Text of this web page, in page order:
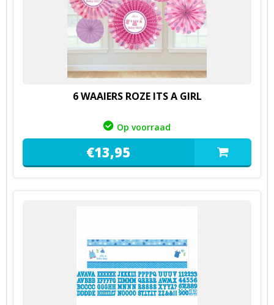
6 WAAIERS ROZE ITS A GIRL
Op voorraad
€13,95